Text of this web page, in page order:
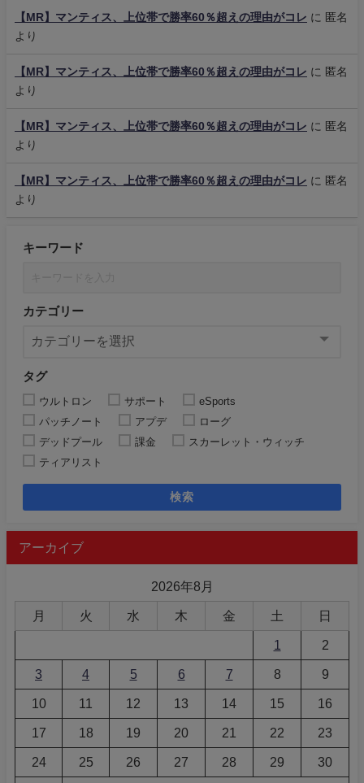
【MR】マンティス、上位帯で勝率60％超えの理由がコレ に 匿名
より
【MR】マンティス、上位帯で勝率60％超えの理由がコレ に 匿名
より
【MR】マンティス、上位帯で勝率60％超えの理由がコレ に 匿名
より
【MR】マンティス、上位帯で勝率60％超えの理由がコレ に 匿名
より
キーワード
カテゴリー
タグ
ウルトロン サポート
eSports
パッチノート
アプデ
ローグ
デッドプール
課金
スカーレット・ウィッチ
ティアリスト
検索
アーカイブ
2026年8月
月 火 水 木 金 土 日
1 2
3 4 5 6 7 8 9
10 11 12 13 14 15 16
17 18 19 20 21 22 23
24 25 26 27 28 29 30